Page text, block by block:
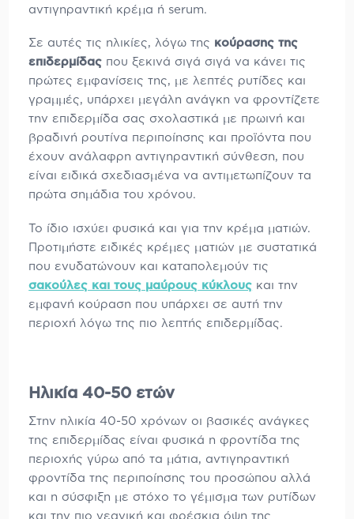
αντιγηραντική κρέμα ή serum.
Σε αυτές τις ηλικίες, λόγω της κούρασης της
επιδερμίδας που ξεκινά σιγά σιγά να κάνει τις
πρώτες εμφανίσεις της, με λεπτές ρυτίδες και
γραμμές, υπάρχει μεγάλη ανάγκη να φροντίζετε
την επιδερμίδα σας σχολαστικά με πρωινή και
βραδινή ρουτίνα περιποίησης και προϊόντα που
έχουν ανάλαφρη αντιγηραντική σύνθεση, που
είναι ειδικά σχεδιασμένα να αντιμετωπίζουν τα
πρώτα σημάδια του χρόνου.
Το ίδιο ισχύει φυσικά και για την κρέμα ματιών.
Προτιμήστε ειδικές κρέμες ματιών με συστατικά
που ενυδατώνουν και καταπολεμούν τις
σακούλες και τους μαύρους κύκλους και την
εμφανή κούραση που υπάρχει σε αυτή την
περιοχή λόγω της πιο λεπτής επιδερμίδας.
Ηλικία 40-50 ετών
Στην ηλικία 40-50 χρόνων οι βασικές ανάγκες
της επιδερμίδας είναι φυσικά η φροντίδα της
περιοχής γύρω από τα μάτια, αντιγηραντική
φροντίδα της περιποίησης του προσώπου αλλά
και η σύσφιξη με στόχο το γέμισμα των ρυτίδων
και την πιο νεανική και φρέσκια όψη της